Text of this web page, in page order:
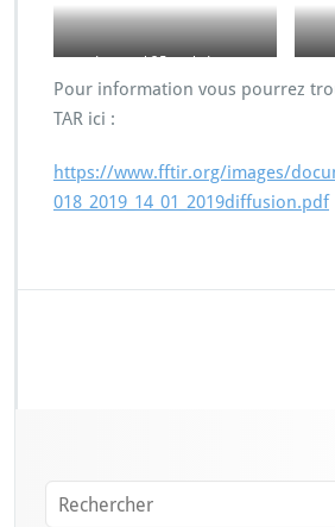
Le stand 25 m de Lons
Pour information vous pourrez
TAR ici :
https://www.fftir.org/images/
018_2019_14_01_2019diffusion.pdf